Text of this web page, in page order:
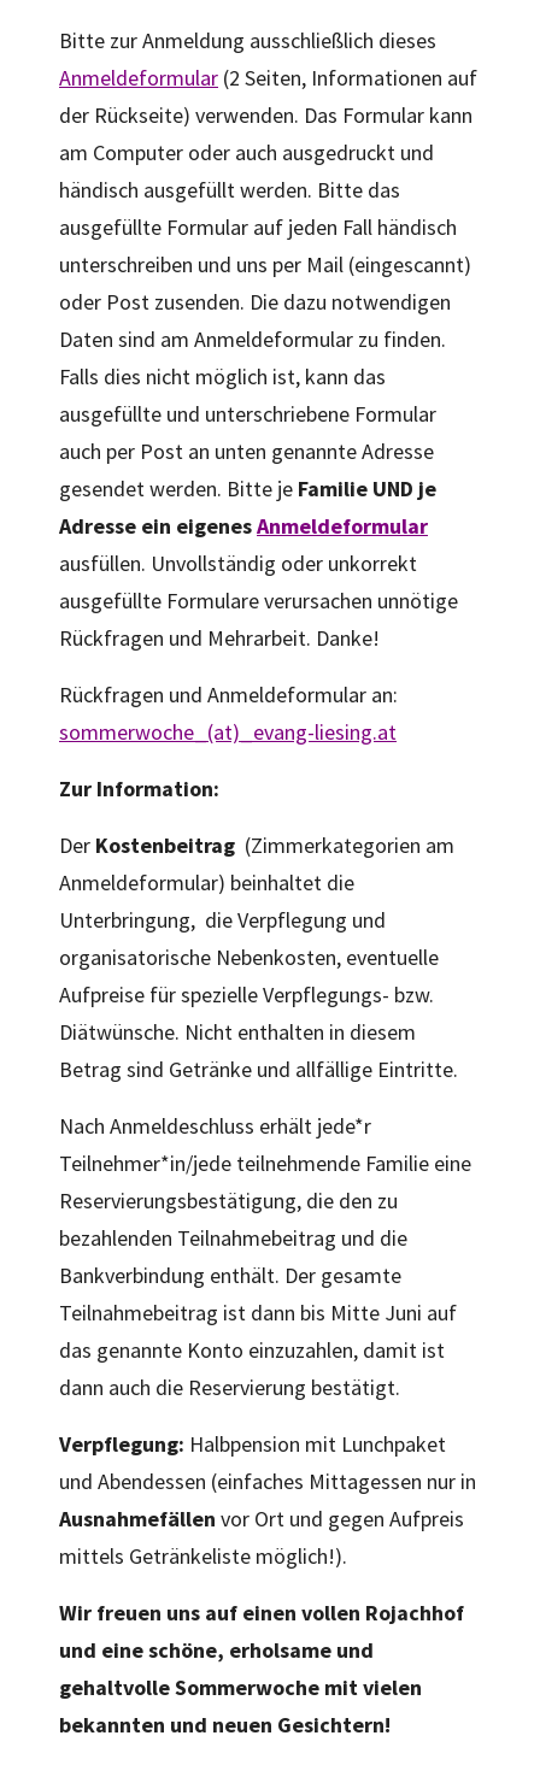
Bitte zur Anmeldung ausschließlich dieses
Anmeldeformular (2 Seiten, Informationen auf
der Rückseite) verwenden. Das Formular kann
am Computer oder auch ausgedruckt und
händisch ausgefüllt werden. Bitte das
ausgefüllte Formular auf jeden Fall händisch
unterschreiben und uns per Mail (eingescannt)
oder Post zusenden. Die dazu notwendigen
Daten sind am Anmeldeformular zu finden.
Falls dies nicht möglich ist, kann das
ausgefüllte und unterschriebene Formular
auch per Post an unten genannte Adresse
gesendet werden. Bitte je Familie UND je
Adresse ein eigenesAnmeldeformular
ausfüllen. Unvollständig oder unkorrekt
ausgefüllte Formulare verursachen unnötige
Rückfragen und Mehrarbeit. Danke!
Rückfragen und Anmeldeformular an:
sommerwoche_(at)_evang-liesing.at
Zur Information:
Der Kostenbeitrag (Zimmerkategorien am
Anmeldeformular) beinhaltet die
Unterbringung, die Verpflegung und
organisatorische Nebenkosten, eventuelle
Aufpreise für spezielle Verpflegungs- bzw.
Diätwünsche. Nicht enthalten in diesem
Betrag sind Getränke und allfällige Eintritte.
Nach Anmeldeschluss erhält jede*r
Teilnehmer*in/jede teilnehmende Familie eine
Reservierungsbestätigung, die den zu
bezahlenden Teilnahmebeitrag und die
Bankverbindung enthält. Der gesamte
Teilnahmebeitrag ist dann bis Mitte Juni auf
das genannte Konto einzuzahlen, damit ist
dann auch die Reservierung bestätigt.
Verpflegung: Halbpension mit Lunchpaket
und Abendessen (einfaches Mittagessen nur in
Ausnahmefällen vor Ort und gegen Aufpreis
mittels Getränkeliste möglich!).
Wir freuen uns auf einen vollen Rojachhof
und eine schöne, erholsame und
gehaltvolle Sommerwoche mit vielen
bekannten und neuen Gesichtern!